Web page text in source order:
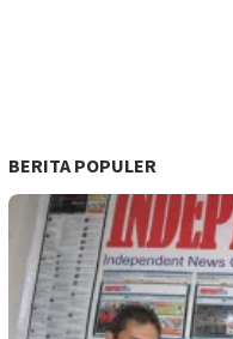
BERITA POPULER